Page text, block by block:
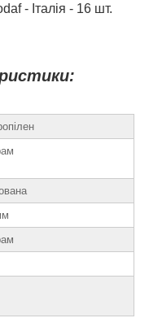
- Італія - 16 шт.